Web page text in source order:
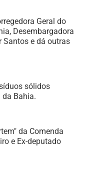
Geral do
Desembargadora
Santos e dá outras
sólidos
Bahia.
da Comenda
e Ex-deputado